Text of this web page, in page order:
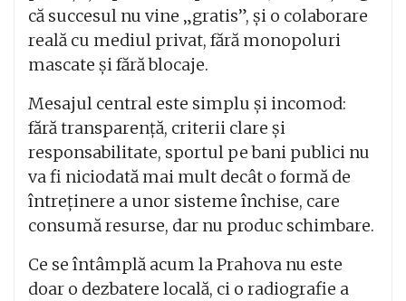
că succesul nu vine „gratis”, și o colaborare
reală cu mediul privat, fără monopoluri
mascate și fără blocaje.
Mesajul central este simplu și incomod:
fără transparență, criterii clare și
responsabilitate, sportul pe bani publici nu
va fi niciodată mai mult decât o formă de
întreținere a unor sisteme închise, care
consumă resurse, dar nu produc schimbare.
Ce se întâmplă acum la Prahova nu este
doar o dezbatere locală, ci o radiografie a